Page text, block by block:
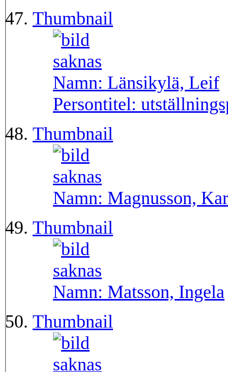
Thumbnail
Namn: Länsikylä, Leif
Persontitel:
Thumbnail
Namn: Magnusson,
Thumbnail
Namn: Matsson, Ingela
Thumbnail